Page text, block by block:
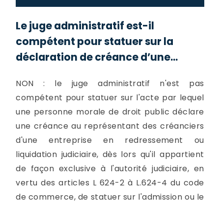
Le juge administratif est-il
compétent pour statuer sur la
déclaration de créance d’une...
NON : le juge administratif n'est pas
compétent pour statuer sur l'acte par lequel
une personne morale de droit public déclare
une créance au représentant des créanciers
d'une entreprise en redressement ou
liquidation judiciaire, dès lors qu'il appartient
de façon exclusive à l'autorité judiciaire, en
vertu des articles L 624-2 à L.624-4 du code
de commerce, de statuer sur l'admission ou le